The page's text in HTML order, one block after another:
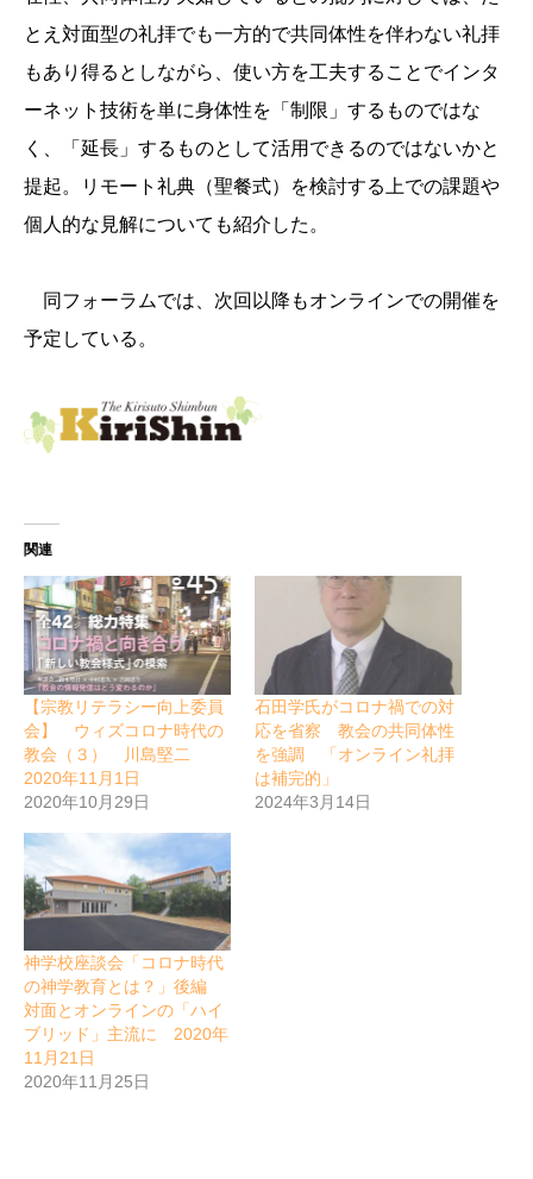
とえ対面型の礼拝でも一方的で共同体性を伴わない礼拝
もあり得るとしながら、使い方を工夫することでインタ
ーネット技術を単に身体性を「制限」するものではな
く、「延長」するものとして活用できるのではないかと
提起。リモート礼典（聖餐式）を検討する上での課題や
個人的な見解についても紹介した。
同フォーラムでは、次回以降もオンラインでの開催を
予定している。
関連
【宗教リテラシー向上委員
会】 ウィズコロナ時代の
教会（３） 川島堅二
2020年11月1日
2020年10月29日
石田学氏がコロナ禍での対
応を省察 教会の共同体性
を強調 「オンライン礼拝
は補完的」
2024年3月14日
神学校座談会「コロナ時代
の神学教育とは？」後編
対面とオンラインの「ハイ
ブリッド」主流に 2020年
11月21日
2020年11月25日